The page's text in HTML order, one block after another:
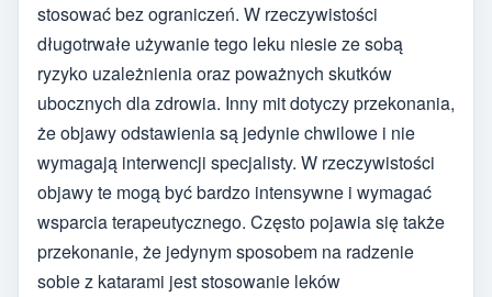
stosować bez ograniczeń. W rzeczywistości
długotrwałe używanie tego leku niesie ze sobą
ryzyko uzależnienia oraz poważnych skutków
ubocznych dla zdrowia. Inny mit dotyczy przekonania,
że objawy odstawienia są jedynie chwilowe i nie
wymagają interwencji specjalisty. W rzeczywistości
objawy te mogą być bardzo intensywne i wymagać
wsparcia terapeutycznego. Często pojawia się także
przekonanie, że jedynym sposobem na radzenie
sobie z katarami jest stosowanie leków